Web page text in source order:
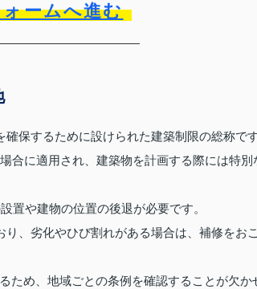
ームへ進む
保するために設けられた建築制限の総称です
合に適用され、建築物を計画する際には特別
置や建物の位置の後退が必要です。
、劣化やひび割れがある場合は、補修をお
め、地域ごとの条例を確認することが欠か